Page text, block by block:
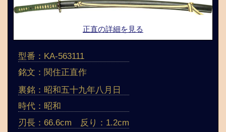
正直の詳細を見る
型番：KA-563111
銘文：関住正直作
裏銘：昭和五十九年八月日
時代：昭和
刃長：66.6cm 反り：1.2cm